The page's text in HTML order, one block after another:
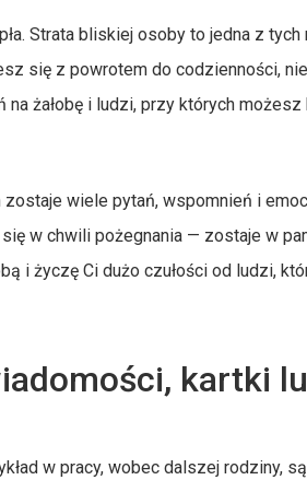
Strata bliskiej osoby to jedna z tych
się z powrotem do codzienności, nie
żałobę i ludzi, przy których możesz
zostaje wiele pytań, wspomnień i
się w chwili pożegnania — zostaje w
i życzę Ci dużo czułości od ludzi,
kartki
w pracy, wobec dalszej rodziny,